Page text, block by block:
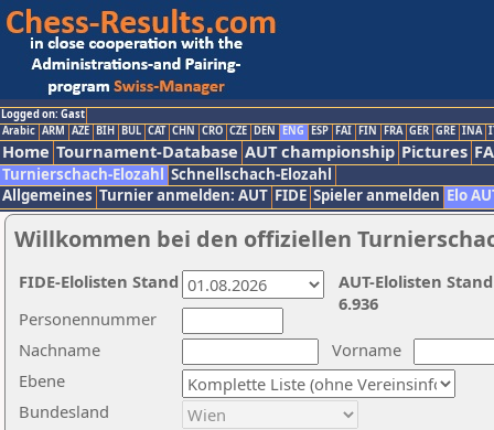
Logged on: Gast
Arabic ARM AZE BIH BUL CAT CHN CRO CZE DEN ENG ESP FAI FIN FRA GER GRE INA
Home Tournament-Database AUT championship Pictures
Turnierschach-Elozahl Schnellschach-Elozahl
Allgemeines Turnier anmelden: AUT FIDE Spieler anmelden Elo
Willkommen bei den offiziellen
Nachname
Vorname
Ebene
Personennummer
Bundesland
AUT-Elolisten
6.936
FIDE-Elolisten Stand